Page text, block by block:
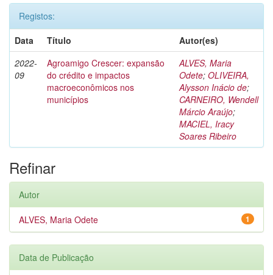
Registos:
Data
Título
Autor(es)
2022-
09
Agroamigo Crescer: expansão
do crédito e impactos
macroeconômicos nos
municípios
ALVES, Maria
Odete; OLIVEIRA,
Alysson Inácio de;
CARNEIRO, Wendell
Márcio Araújo;
MACIEL, Iracy
Soares Ribeiro
Refinar
Autor
1
ALVES, Maria Odete
Data de Publicação